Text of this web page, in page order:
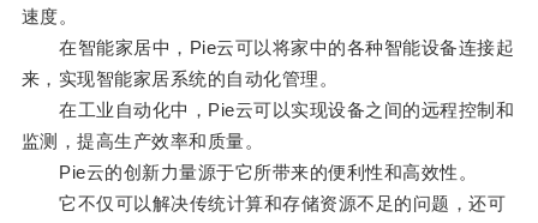
速度。
在智能家居中，Pie云可以将家中的各种智能设备连接起
来，实现智能家居系统的自动化管理。
在工业自动化中，Pie云可以实现设备之间的远程控制和
监测，提高生产效率和质量。
Pie云的创新力量源于它所带来的便利性和高效性。
它不仅可以解决传统计算和存储资源不足的问题，还可